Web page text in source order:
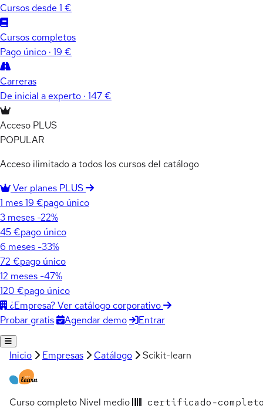
Cursos desde 1 €
Cursos completos
Pago único · 19 €
Carreras
De inicial a experto · 147 €
Acceso PLUS
POPULAR
Acceso ilimitado a todos los cursos del catálogo
Ver planes PLUS
1 mes19 €pago único
3 meses -22%
45 €pago único
6 meses -33%
72 €pago único
12 meses -47%
120 €pago único
¿Empresa? Ver catálogo corporativo
Probar gratis
Agendar demo Entrar
Inicio Empresas Catálogo Scikit-learn
Curso completo Nivel medio
certificado-